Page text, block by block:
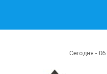
Сегодня - 06